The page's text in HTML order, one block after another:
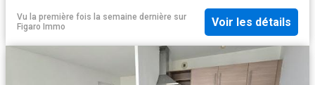
Vu la première fois la semaine dernière sur
Figaro Immo
Voir les détails